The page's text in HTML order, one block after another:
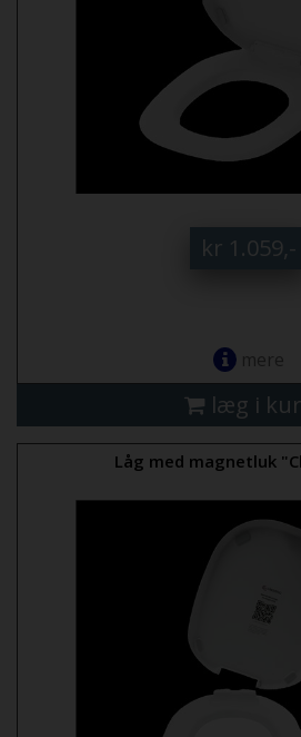
kr 1.059,-
mere
læg i
Låg med magnetluk